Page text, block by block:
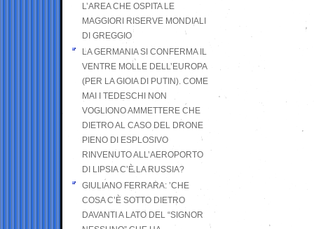
L’AREA CHE OSPITA LE
MAGGIORI RISERVE MONDIALI
DI GREGGIO
LA GERMANIA SI CONFERMA IL
VENTRE MOLLE DELL’EUROPA
(PER LA GIOIA DI PUTIN). COME
MAI I TEDESCHI NON
VOGLIONO AMMETTERE CHE
DIETRO AL CASO DEL DRONE
PIENO DI ESPLOSIVO
RINVENUTO ALL’AEROPORTO
DI LIPSIA C’È LA RUSSIA?
GIULIANO FERRARA: ’CHE
COSA C’È SOTTO DIETRO
DAVANTI A LATO DEL “SIGNOR